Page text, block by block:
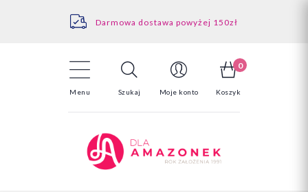
Darmowa dostawa powyżej 150zł
Odstąpienie od umowy - tutaj
Menu Szukaj Moje konto
0
Koszyk